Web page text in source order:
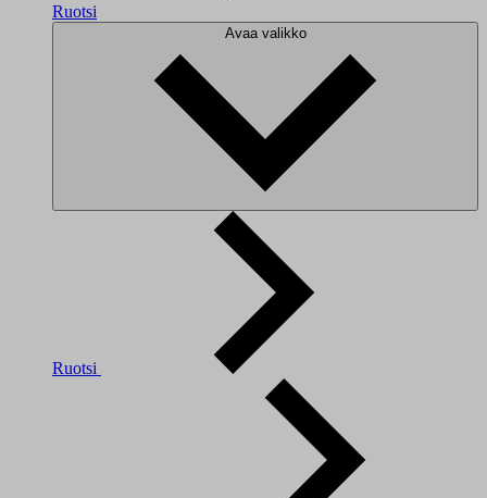
Ruotsi
Avaa valikko
Ruotsi